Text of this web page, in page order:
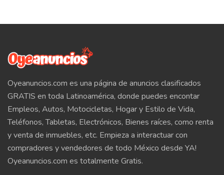
Oyeanuncios.com es una página de anuncios clasificados
GRATIS en toda Latinoamérica, donde puedes encontar
Empleos, Autos, Motocicletas, Hogar y Estilo de Vida,
Teléfonos, Tabletas, Electrónicos, Bienes raíces, como renta
y venta de inmuebles, etc. Empieza a interactuar con
compradores y vendedores de todo México desde YA!
Oyeanuncios.com es totalmente Gratis.